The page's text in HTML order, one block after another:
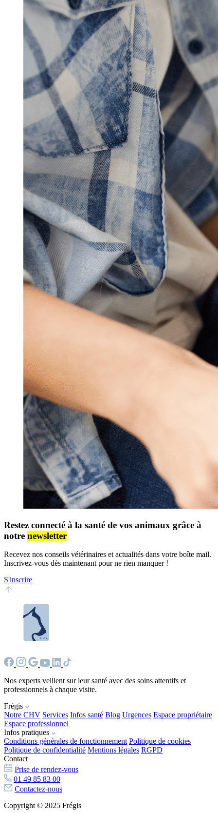
Restez connecté à la santé de vos animaux grâce à
notre newsletter
Recevez nos conseils vétérinaires et actualités dans votre boîte mail.
Inscrivez-vous dès maintenant pour ne rien manquer !
S'inscrire
Nos experts veillent sur leur santé avec des soins attentifs et
professionnels à chaque visite.
Frégis
Notre CHV Services Infos santé Blog Urgences Espace propriétaire
Espace professionnel
Infos pratiques
Conditions générales de fonctionnement Politique de cookies
Politique de confidentialité Mentions légales RGPD
Contact
Prise de rendez-vous
01 49 85 83 00
Contactez-nous
Copyright © 2025 Frégis